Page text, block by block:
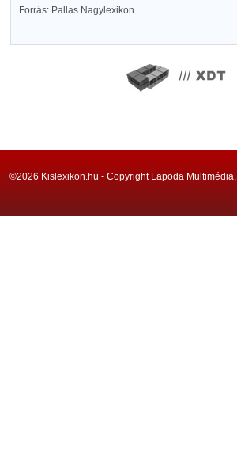
Forrás: Pallas Nagylexikon
©2026 Kislexikon.hu - Copyright Lapoda